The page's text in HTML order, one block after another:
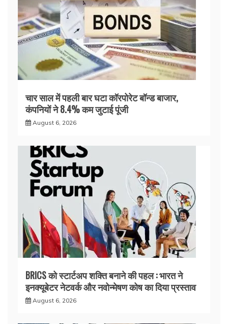
चार साल में पहली बार घटा कॉरपोरेट बॉन्ड बाजार,
कंपनियों ने 8.4% कम जुटाई पूंजी
August 6, 2026
BRICS को स्टार्टअप शक्ति बनाने की पहल : भारत ने
इनक्यूबेटर नेटवर्क और नवोन्मेषण कोष का दिया प्रस्ताव
August 6, 2026